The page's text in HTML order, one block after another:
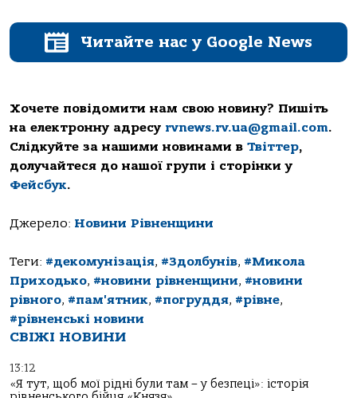
Читайте нас у Google News
Хочете повідомити нам свою новину? Пишіть
на електронну адресу rvnews.rv.ua@gmail.com.
Слідкуйте за нашими новинами в Твіттер,
долучайтеся до нашої групи і сторінки у
Фейсбук.
Джерело: Новини Рівненщини
Теги: #декомунізація, #Здолбунів, #Микола
Приходько, #новини рівненщини, #новини
рівного, #пам'ятник, #погруддя, #рівне,
#рівненські новини
СВІЖІ НОВИНИ
13:12
«Я тут, щоб мої рідні були там – у безпеці»: історія